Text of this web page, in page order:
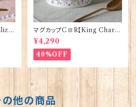
Vi
マグカップCⅢR【King Charle
sⅢ Coronation】Victoria E
ggs 50127
¥4,290
40%OFF
の他の商品